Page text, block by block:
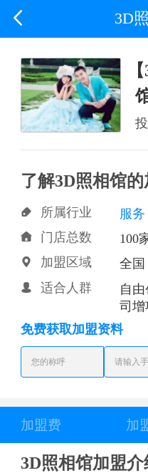
 3D
了解3D照相馆
 所属行业 服务
 门店总数 100
 加盟区域 全国
 适合人群
自
司增
免费获取加盟资料
加盟费 加
3D照相馆加盟介